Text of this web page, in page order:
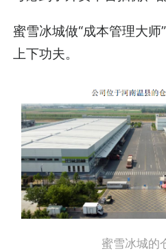
蜜雪冰城做“成本管理大
上下功夫。
蜜雪冰城的